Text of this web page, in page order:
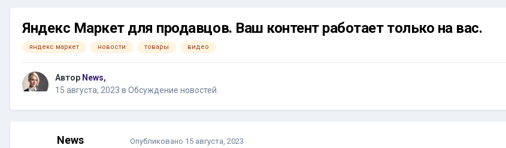
Яндекс Маркет для продавцов. Ваш контент работает только на вас.
яндекс маркет новости товары видео
Автор News,
15 августа, 2023 в Обсуждение новостей.
News Опубликовано 15 августа, 2023